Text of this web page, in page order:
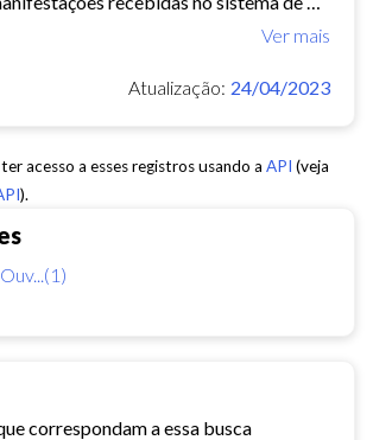
correspondam a essa busca
Ver mais
Atualização: 24/04/2023
acesso a esses registros usando a API (veja
).